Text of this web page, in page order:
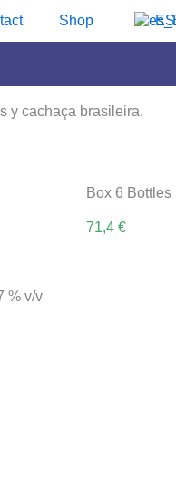
Shop ES
y cachaça brasileira.
Box 6 Bottles
71,4 €
% v/v